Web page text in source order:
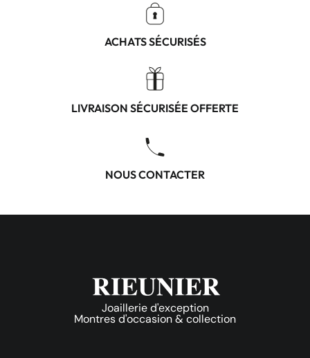
ACHATS SÉCURISÉS
LIVRAISON SÉCURISÉE OFFERTE
NOUS CONTACTER
Joaillerie d'exception
Montres d'occasion & collection